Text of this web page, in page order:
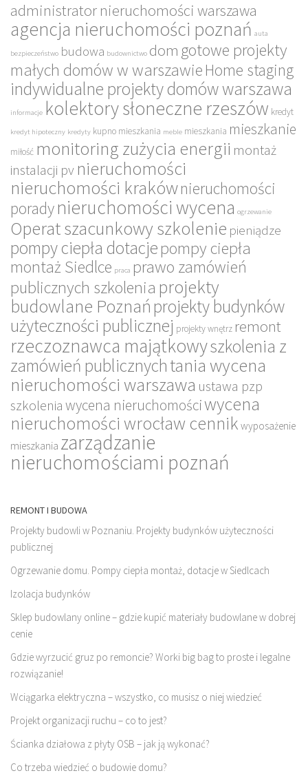
administrator nieruchomości warszawa
agencja nieruchomości poznań auta
bezpieczeństwo budowa budownictwo dom gotowe projekty
małych domów w warszawie Home staging
indywidualne projekty domów warszawa
informacje kolektory słoneczne rzeszów kredyt
kredyt hipoteczny kredyty kupno mieszkania meble mieszkania mieszkanie
miłość monitoring zużycia energii montaż
instalacji pv nieruchomości
nieruchomości krakównieruchomości
poradynieruchomości wycena ogrzewanie
Operat szacunkowy szkolenie pieniądze
pompy ciepła dotacjepompy ciepła
montaż Siedlce praca prawo zamówień
publicznych szkolenia projekty
budowlane Poznańprojekty budynków
użyteczności publicznej projekty wnętrz remont
rzeczoznawca majątkowyszkolenia z
zamówień publicznychtania wycena
nieruchomości warszawa ustawa pzp
szkolenia wycena nieruchomościwycena
nieruchomości wrocław cennik wyposażenie
mieszkania zarządzanie
nieruchomościami poznań
REMONT I BUDOWA
Projekty budowli w Poznaniu. Projekty budynków użyteczności
publicznej
Ogrzewanie domu. Pompy ciepła montaż, dotacje w Siedlcach
Izolacja budynków
Sklep budowlany online – gdzie kupić materiały budowlane w dobrej
cenie
Gdzie wyrzucić gruz po remoncie? Worki big bag to proste i legalne
rozwiązanie!
Wciągarka elektryczna – wszystko, co musisz o niej wiedzieć
Projekt organizacji ruchu – co to jest?
Ścianka działowa z płyty OSB – jak ją wykonać?
Co trzeba wiedzieć o budowie domu?